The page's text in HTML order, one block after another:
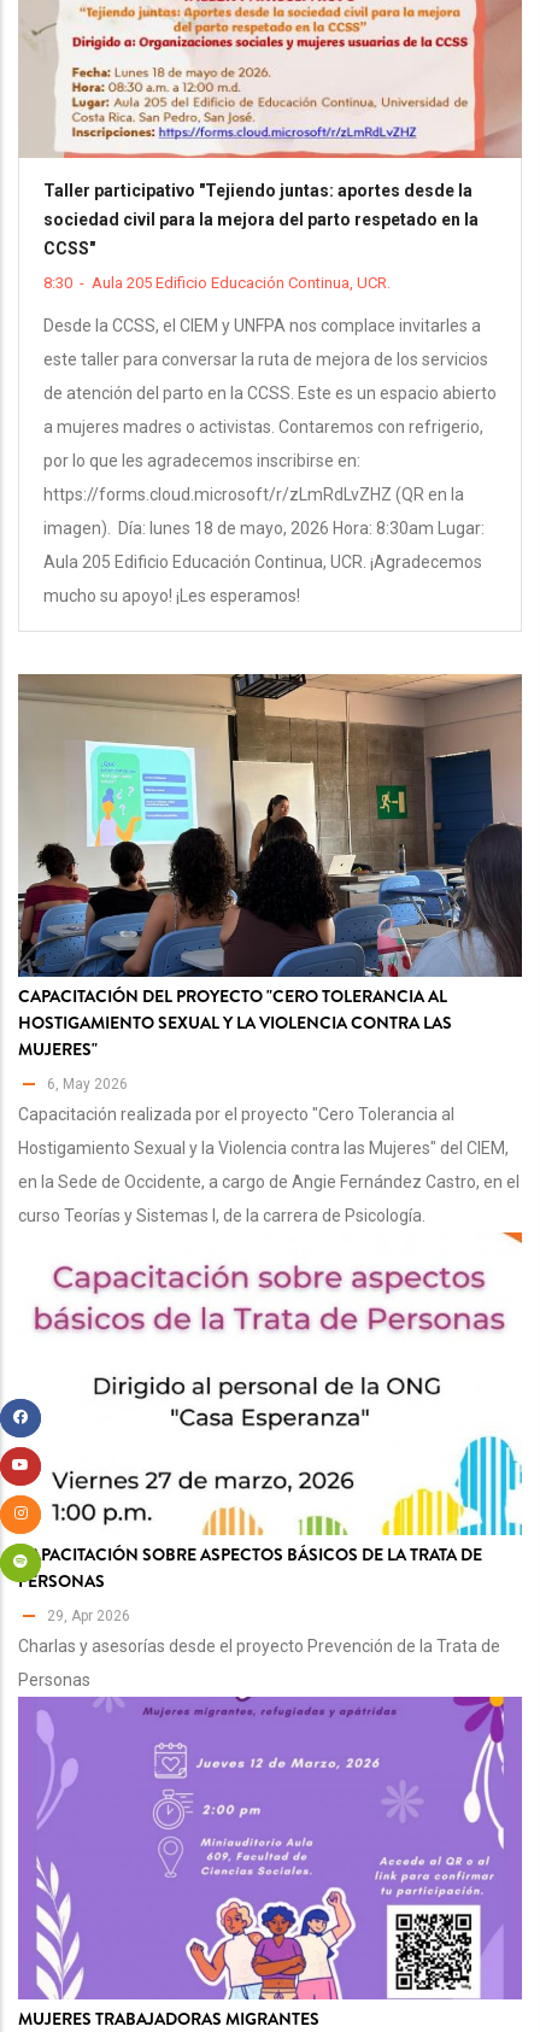
Taller participativo "Tejiendo juntas: aportes desde la
sociedad civil para la mejora del parto respetado en la
CCSS"
8:30 - Aula 205 Edificio Educación Continua, UCR.
Desde la CCSS, el CIEM y UNFPA nos complace invitarles a
este taller para conversar la ruta de mejora de los servicios
de atención del parto en la CCSS. Este es un espacio abierto
a mujeres madres o activistas. Contaremos con refrigerio,
por lo que les agradecemos inscribirse en:
https://forms.cloud.microsoft/r/zLmRdLvZHZ (QR en la
imagen). Día: lunes 18 de mayo, 2026 Hora: 8:30am Lugar:
Aula 205 Edificio Educación Continua, UCR. ¡Agradecemos
mucho su apoyo! ¡Les esperamos!
CAPACITACIÓN DEL PROYECTO "CERO TOLERANCIA AL
HOSTIGAMIENTO SEXUAL Y LA VIOLENCIA CONTRA LAS
MUJERES"
6, May 2026
Capacitación realizada por el proyecto "Cero Tolerancia al
Hostigamiento Sexual y la Violencia contra las Mujeres" del CIEM,
en la Sede de Occidente, a cargo de Angie Fernández Castro, en el
curso Teorías y Sistemas I, de la carrera de Psicología.
CAPACITACIÓN SOBRE ASPECTOS BÁSICOS DE LA TRATA DE
PERSONAS
29, Apr 2026
Charlas y asesorías desde el proyecto Prevención de la Trata de
Personas
MUJERES TRABAJADORAS MIGRANTES